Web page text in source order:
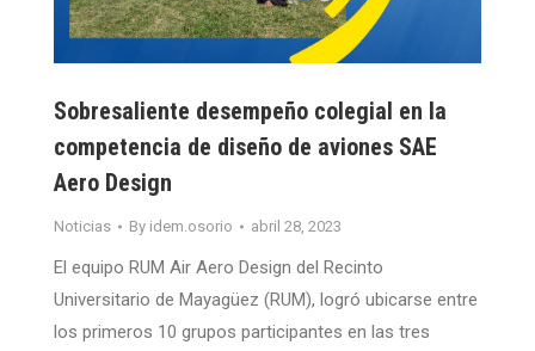
Sobresaliente desempeño colegial en la
competencia de diseño de aviones SAE
Aero Design
Noticias By idem.osorio abril 28, 2023
El equipo RUM Air Aero Design del Recinto
Universitario de Mayagüez (RUM), logró ubicarse entre
los primeros 10 grupos participantes en las tres